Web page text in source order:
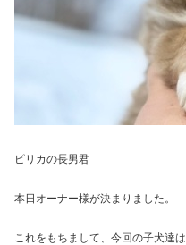
ピリカの長男君
本日オーナー様が決まりました。
これをもちまして、今回の子犬達は